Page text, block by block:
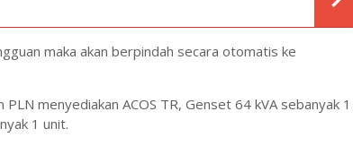
maka akan berpindah secara otomatis ke
menyediakan ACOS TR, Genset 64 kVA sebanyak 1
1 unit.